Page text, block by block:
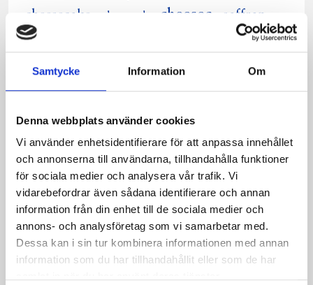
Samtycke Information Om
Denna webbplats använder cookies
Vi använder enhetsidentifierare för att anpassa innehållet
och annonserna till användarna, tillhandahålla funktioner
för sociala medier och analysera vår trafik. Vi
vidarebefordrar även sådana identifierare och annan
information från din enhet till de sociala medier och
annons- och analysföretag som vi samarbetar med.
Dessa kan i sin tur kombinera informationen med annan
information som du har tillhandahållit eller som de har
cheesecake cheesecak cheesec saffran
cheese
Dela
på
Dela
på
Dela
på
via
post
Skriv